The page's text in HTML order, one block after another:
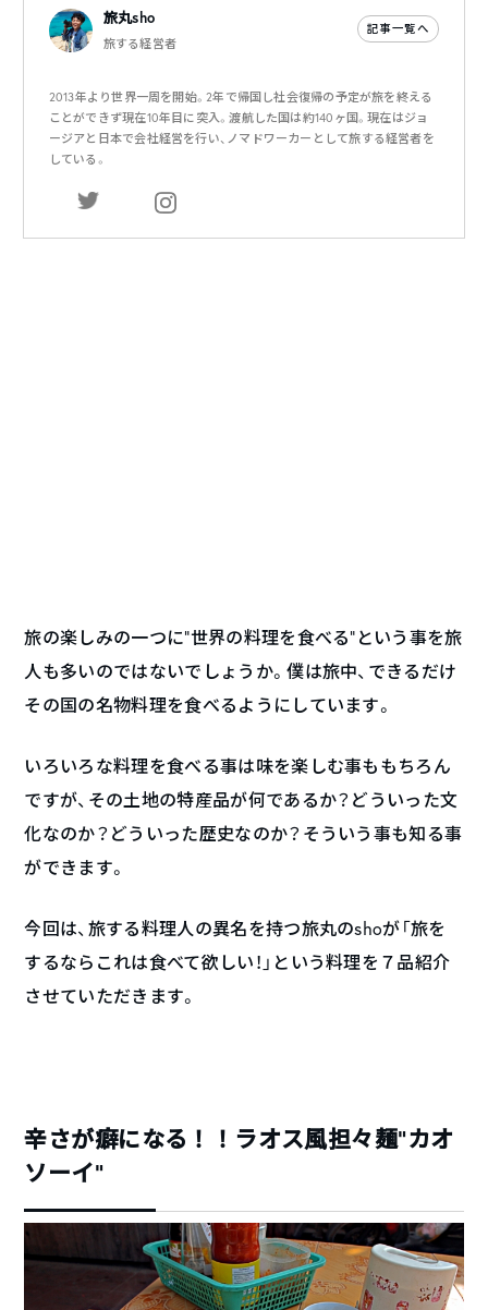
旅丸sho
旅する経営者
記事一覧へ
2013年より世界一周を開始。2年で帰国し社会復帰の予定が旅を終える
ことができず現在10年目に突入。渡航した国は約140ヶ国。現在はジョ
ージアと日本で会社経営を行い、ノマドワーカーとして旅する経営者を
している。
旅の楽しみの一つに“世界の料理を食べる”という事を旅
人も多いのではないでしょうか。僕は旅中、できるだけ
その国の名物料理を食べるようにしています。
いろいろな料理を食べる事は味を楽しむ事ももちろん
ですが、その土地の特産品が何であるか？どういった文
化なのか？どういった歴史なのか？そういう事も知る事
ができます。
今回は、旅する料理人の異名を持つ旅丸のshoが「旅を
するならこれは食べて欲しい！」という料理を７品紹介
させていただきます。
辛さが癖になる！！ラオス風担々麺“カオ
ソーイ”